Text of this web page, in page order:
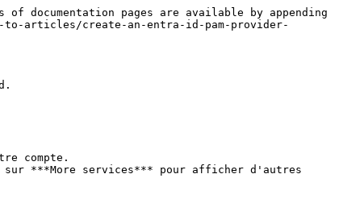
documentation pages are available by appending
to-articles/create-an-entra-id-pam-provider-
compte.
***More services*** pour afficher d'autres